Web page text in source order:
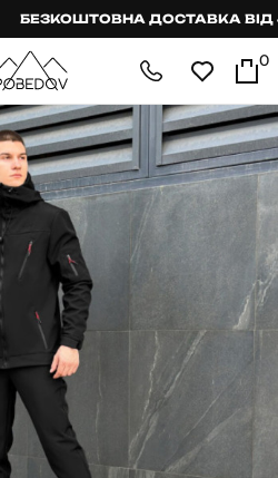
БЕЗКОШТОВНА ДОСТАВКА ВІД
0